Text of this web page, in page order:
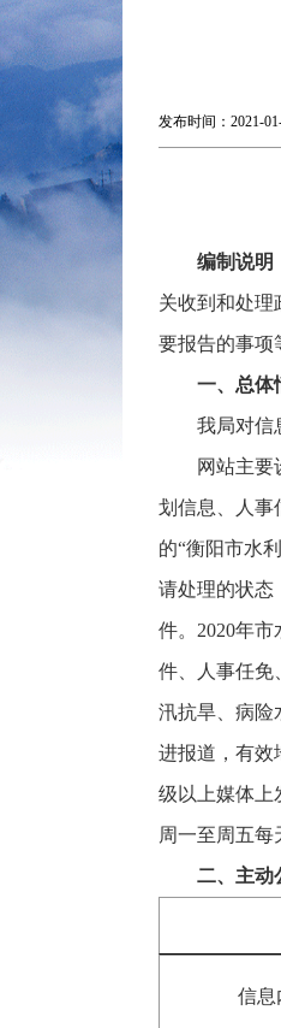
发布时间：2021-
编制说明
关收到和处理
要报告的事项
一、总体
我局对信
网站主要
划信息、人事
的“衡阳市水
请处理的状态
件。2020年
件、人事任免
汛抗旱、病险
进报道，有效
级以上媒体上
周一至周五每
二、主动
信息